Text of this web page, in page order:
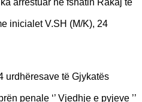
inicialet V.SH (M/K), 24
urdhëresave të Gjykatës
penale ‘’ Vjedhje e pyjeve ’’